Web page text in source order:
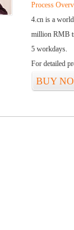
Process
4.cn is a
million RMB
5 workdays.
For detailed
BUY